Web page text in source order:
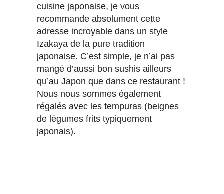
cuisine japonaise, je vous
recommande absolument cette
adresse incroyable dans un style
Izakaya de la pure tradition
japonaise. C’est simple, je n’ai pas
mangé d’aussi bon sushis ailleurs
qu’au Japon que dans ce restaurant !
Nous nous sommes également
régalés avec les tempuras (beignes
de légumes frits typiquement
japonais).